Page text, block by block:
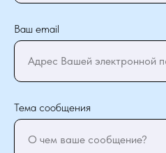
Ваш email
Адрес Вашей электронной
Тема сообщения
О чем ваше сообщение?